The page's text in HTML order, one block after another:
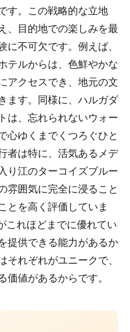
す。この戦略的な立地
、目的地での楽しみを最
不可欠です。例えば、
テルからは、色鮮やかな
アクセスでき、地元の文
ます。同様に、ハルガダ
は、忘れられないウォー
心ゆくまでくつろぐひと
者は特に、活気あるメデ
り江のターコイズブルー
雰囲気に完全に浸ること
とを高く評価していま
これほどまでに優れてい
提供できる能力があるか
それぞれがユニークで、
値があるからです。